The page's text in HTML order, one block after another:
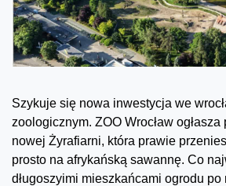
Szykuje się nowa inwestycja we
zoologicznym. ZOO Wrocław
nowej Żyrafiarni, która prawie
prosto na afrykańską sawannę. Co
długoszyimi mieszkańcami ogrodu po